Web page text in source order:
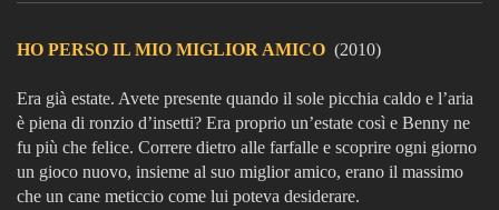
HO PERSO IL MIO MIGLIOR AMICO (2010)
Era già estate. Avete presente quando il sole picchia caldo e l’aria
è piena di ronzio d’insetti? Era proprio un’estate così e Benny ne
fu più che felice. Correre dietro alle farfalle e scoprire ogni giorno
un gioco nuovo, insieme al suo miglior amico, erano il massimo
che un cane meticcio come lui poteva desiderare.